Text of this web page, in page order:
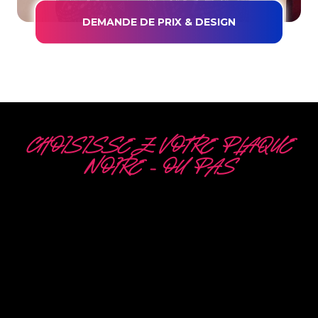
DEMANDE DE PRIX & DESIGN
CHOISISSEZ VOTRE PLAQUE
NOIRE – OU PAS